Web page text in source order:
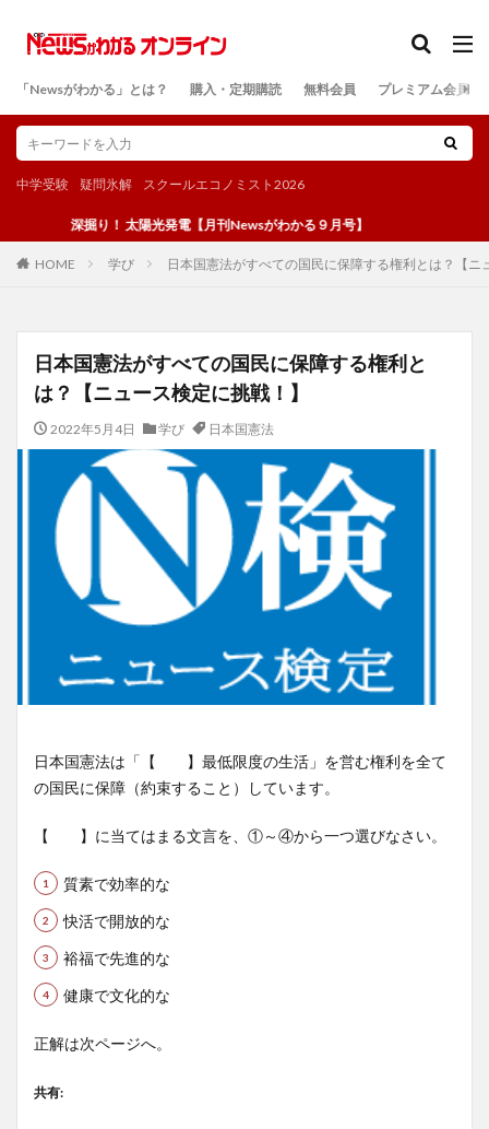
「Newsがわかる」とは？ 購入・定期購読 無料会員 プレミアム会員
中学受験 疑問氷解 スクールエコノミスト2026
深掘り！ 太陽光発電【月刊Newsがわかる９月号】
HOME 学び 日本国憲法がすべての国民に保障する権利とは？【ニ
日本国憲法がすべての国民に保障する権利と
は？【ニュース検定に挑戦！】
2022年5月4日 学び 日本国憲法
日本国憲法は「【 】最低限度の生活」を営む権利を全て
の国民に保障（約束すること）しています。
【 】に当てはまる文言を、①～④から一つ選びなさい。
質素で効率的な
快活で開放的な
裕福で先進的な
健康で文化的な
正解は次ページへ。
共有:
検索